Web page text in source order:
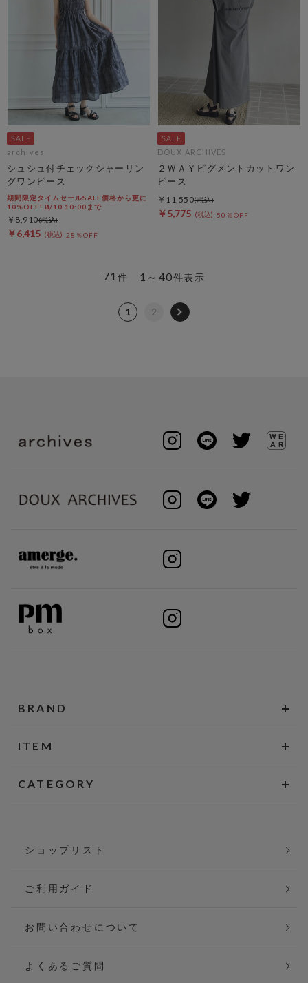
archives
シュシュ付チェックシャーリン
グワンピース
期間限定タイムセールSALE価格から更に
10%OFF! 8/10 10:00まで
￥6,415 28％OFF
￥8,910
DOUX ARCHIVES
２ＷＡＹピグメントカットワン
ピース
￥5,775 50％OFF
￥11,550
1～40件表示
71件
1 2
BRAND
ITEM
CATEGORY
ショップリスト
ご利用ガイド
お問い合わせについて
よくあるご質問